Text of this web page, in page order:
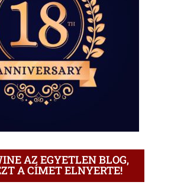
AZ EGYETLEN BLOG,
A CÍMET ELNYERTE!